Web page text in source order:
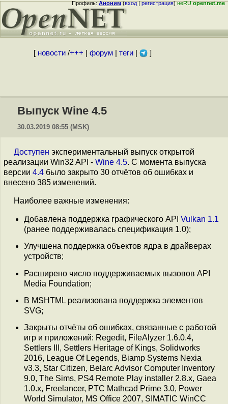
Профиль:Аноним(вход|регистрация)неRUopennet.me
[ новости/+++ форум| теги| ]
Выпуск Wine 4.5
30.03.2019 08:55 (MSK)
Доступен экспериментальный выпуск открытой
реализации Win32 API - Wine 4.5. С момента выпуска
версии 4.4 было закрыто 30 отчётов об ошибках и
внесено 385 изменений.
Наиболее важные изменения:
Добавлена поддержка графического API Vulkan 1.1
(ранее поддерживалась спецификация 1.0);
Улучшена поддержка объектов ядра в драйверах
устройств;
Расширено число поддерживаемых вызовов API
Media Foundation;
В MSHTML реализована поддержка элементов
SVG;
Закрыты отчёты об ошибках, связанные с работой
игр и приложений: Regedit, FileAlyzer 1.6.0.4,
Settlers III, Settlers Heritage of Kings, Solidworks
2016, League Of Legends, Biamp Systems Nexia
v3.3, Star Citizen, Belarc Advisor Computer Inventory
9.0, The Sims, PS4 Remote Play installer 2.8.x, Gaea
1.0.x, Freelancer, PTC Mathcad Prime 3.0, Power
World Simulator, MS Office 2007, SIMATIC WinCC